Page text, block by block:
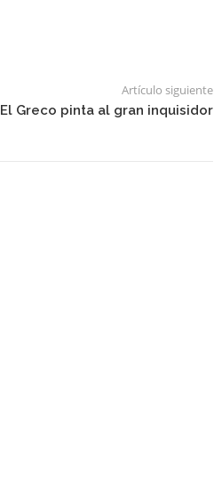
Artículo siguiente
El Greco pinta al gran inquisidor